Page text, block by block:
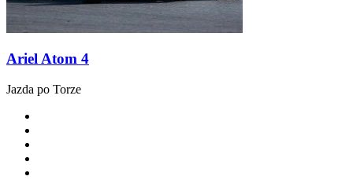
Ariel Atom 4
Jazda po Torze